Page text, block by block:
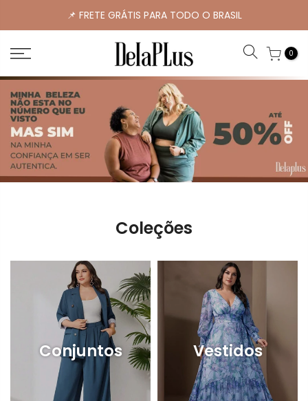
📌 FRETE GRÁTIS PARA TODO O BRASIL
0
Coleções
Conjuntos Vestidos